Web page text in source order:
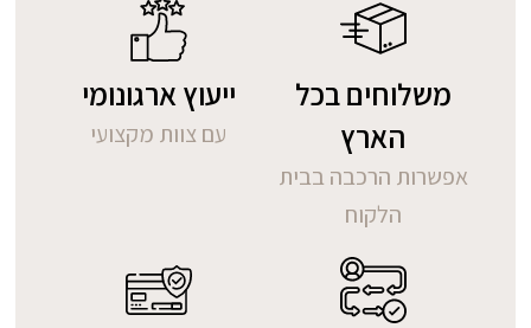
משלוחים בכל
הארץ
אפשרות הרכבה בבית
הלקוח
ייעוץ ארגונומי
עם צוות מקצועי